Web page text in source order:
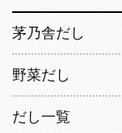
茅乃舎だし
野菜だし
だし一覧